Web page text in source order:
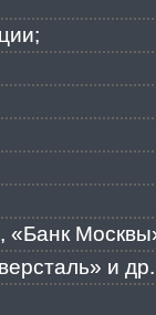
«Банк
и